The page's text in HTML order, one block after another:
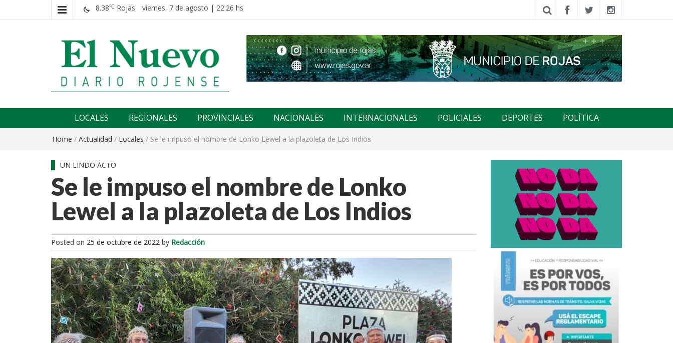
8.38℃ Rojas viernes, 7 de agosto | 22:26 hs
El nuevo rojense
LOCALES REGIONALES PROVINCIALES NACIONALES INTERNACIONALES POLICIALES DEPORTES POLÍTICA
Home / Actualidad / Locales / Se le impuso el nombre de Lonko Lewel a la plazoleta de Los Indios
UN LINDO ACTO
Se le impuso el nombre de Lonko
Lewel a la plazoleta de Los Indios
Posted on 25 de octubre de 2022 by Redacción